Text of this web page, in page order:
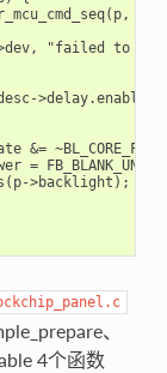
、
4个函数